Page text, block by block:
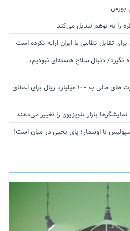
را به توهم تبدیل می‌کند
تقابل نظامی با ایران ارایه نکرده است
نگیرد/ دنبال سلاح هسته‌ای نبودیم،
آستانه الزام به دریافت صورت های مالی به ۱۰۰ میلیارد ریال برای اعطای
بازار تلویزیون را تغییر می‌دهند
با اوسمار؛ پای یحیی در میان است!